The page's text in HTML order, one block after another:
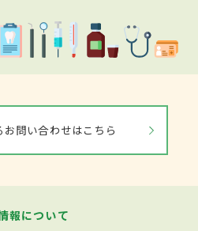
お問い合わせはこちら
報について